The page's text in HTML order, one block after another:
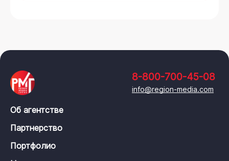
8-800-700-45-08
info@region-media.com
Об агентстве
Партнерство
Портфолио